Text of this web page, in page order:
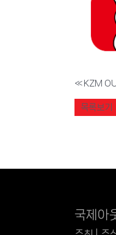
«
목록보기
국제아